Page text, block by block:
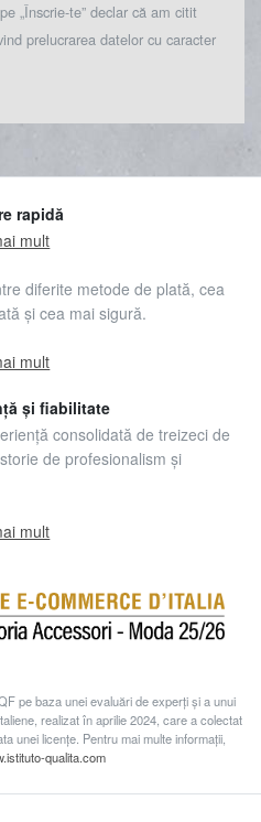
„Înscrie-te” declar că am citit
prelucrarea datelor cu caracter
rapidă
mult
diferite metode de plată, cea
și cea mai sigură.
mult
și fiabilitate
consolidată de treizeci de
de profesionalism și
mult
pe baza unei evaluări de experți și a unui
realizat în aprilie 2024, care a colectat
unei licențe. Pentru mai multe informații,
qualita.com